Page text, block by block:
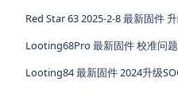
Red Star 63 2025-2-8 最新固件
Looting68Pro 最新固件 校准问
Looting84 最新固件 2024升级